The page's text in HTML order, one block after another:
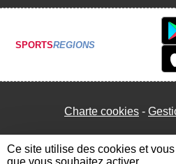
SPORTSREGIONS
Charte cookies
Ce site utilise des cookies et
que vous souhaitez activer